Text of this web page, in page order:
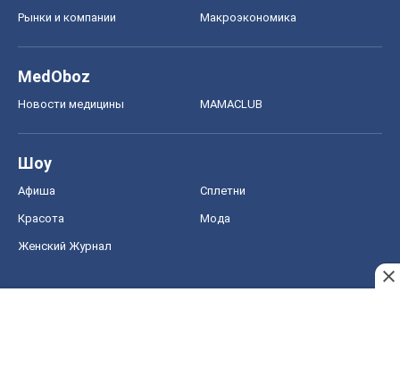
Рынки и компании Mакроэкономика
MedOboz
Новости медицины MAMACLUB
Шоу
Афиша Сплетни
Красота Мода
Женский Журнал